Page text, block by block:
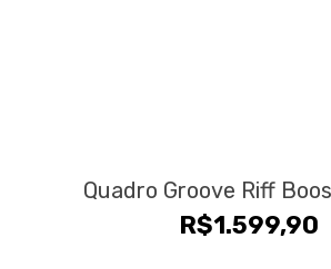
Quadro Groove Riff
R$1.599,90